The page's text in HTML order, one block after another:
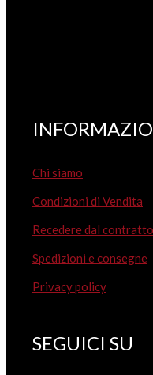
Chi siamo
Condizioni di Vendita
Recedere dal
Spedizioni e consegne
Privacy policy
SEGUICI SU